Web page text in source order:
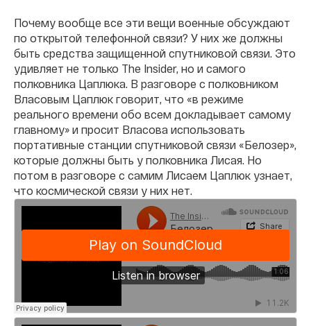
Почему вообще все эти вещи военные обсуждают
по открытой телефонной связи? У них же должны
быть средства защищенной спутниковой связи. Это
удивляет не только The Insider, но и самого
полковника Цаплюка. В разговоре с полковником
Власовым Цаплюк говорит, что «в режиме
реального времени обо всем докладывает самому
главному» и просит Власова использовать
портативные станции спутниковой связи «Белозер»,
которые должны быть у полковника Лисая. Но
потом в разговоре с самим Лисаем Цаплюк узнает,
что космической связи у них нет.